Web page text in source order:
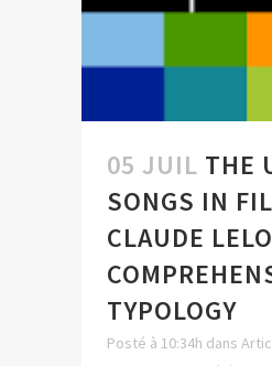
05 JUIL THE
SONGS IN
CLAUDE
TYPOLOGY
Posté à 10:34h dans